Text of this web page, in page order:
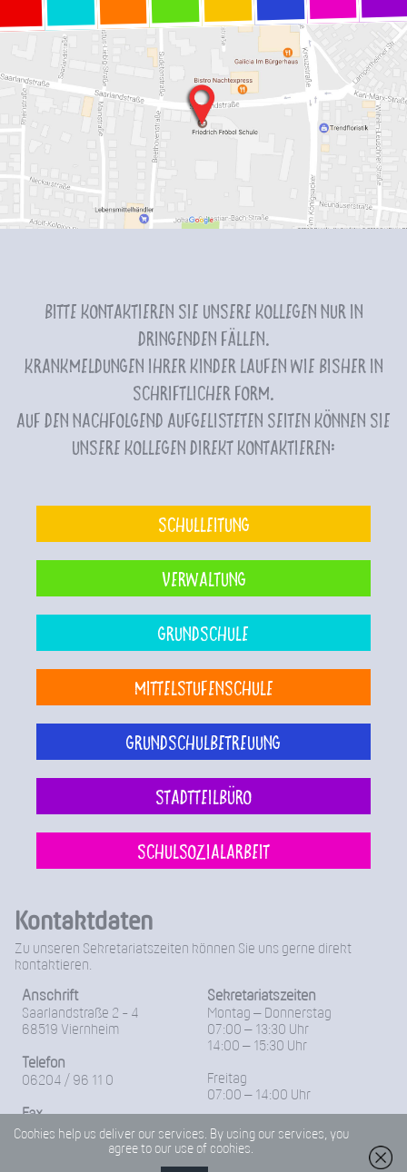
Bitte kontaktieren Sie unsere Kollegen nur in
dringenden Fällen.
Krankmeldungen Ihrer Kinder laufen wie bisher in
schriftlicher Form.
Auf den nachfolgend aufgelisteten Seiten können Sie
unsere Kollegen direkt kontaktieren:
Schulleitung
Verwaltung
Grundschule
Mittelstufenschule
Grundschulbetreuung
Stadtteilbüro
Schulsozialarbeit
Kontaktdaten
Zu unseren Sekretariatszeiten können Sie uns gerne direkt
kontaktieren.
Anschrift
Saarlandstraße 2 - 4
68519 Viernheim
Telefon
06204 / 96 11 0
Fax
06204-96 11 18
Sekretariatszeiten
Montag – Donnerstag
07:00 – 13:30 Uhr
14:00 – 15:30 Uhr
Freitag
07:00 – 14:00 Uhr
Cookies help us deliver our services. By using our services, you
agree to our use of cookies.